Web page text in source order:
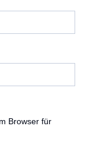
Browser für